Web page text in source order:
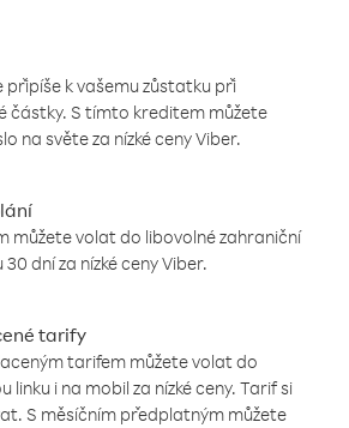
připíše k vašemu zůstatku při
částky. S tímto kreditem můžete
na světe za nízké ceny Viber.
můžete volat do libovolné zahraniční
dní za nízké ceny Viber.
tarify
tarifem můžete volat do
linku i na mobil za nízké ceny. Tarif si
S měsíčním předplatným můžete